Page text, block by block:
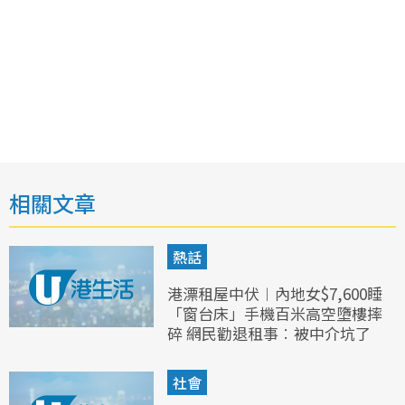
相關文章
熱話
港漂租屋中伏︱內地女$7,600睡
「窗台床」手機百米高空墮樓摔
碎 網民勸退租事︰被中介坑了
社會